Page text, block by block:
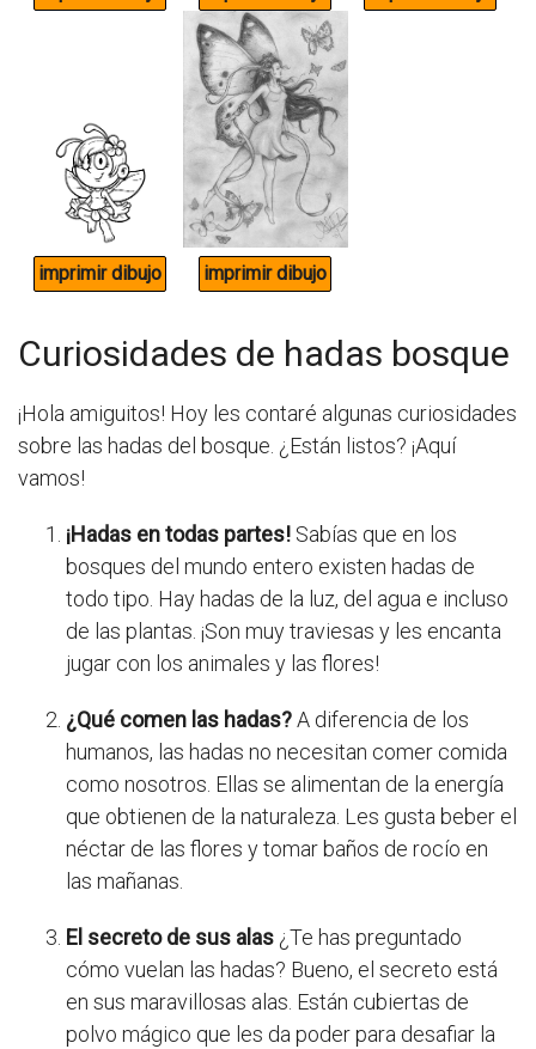
Curiosidades de hadas bosque
¡Hola amiguitos! Hoy les contaré algunas curiosidades
sobre las hadas del bosque. ¿Están listos? ¡Aquí
vamos!
¡Hadas en todas partes! Sabías que en los
bosques del mundo entero existen hadas de
todo tipo. Hay hadas de la luz, del agua e incluso
de las plantas. ¡Son muy traviesas y les encanta
jugar con los animales y las flores!
¿Qué comen las hadas?A diferencia de los
humanos, las hadas no necesitan comer comida
como nosotros. Ellas se alimentan de la energía
que obtienen de la naturaleza. Les gusta beber el
néctar de las flores y tomar baños de rocío en
las mañanas.
El secreto de sus alas ¿Te has preguntado
cómo vuelan las hadas? Bueno, el secreto está
en sus maravillosas alas. Están cubiertas de
polvo mágico que les da poder para desafiar la